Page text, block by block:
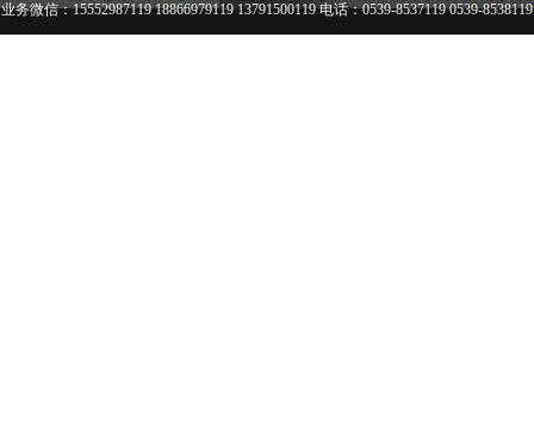
业务微信：15552987119 18866979119 13791500119 电话：0539-8537119 0539-8538119